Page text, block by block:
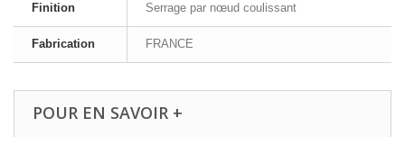
Finition Serrage par nœud coulissant
Fabrication FRANCE
POUR EN SAVOIR +